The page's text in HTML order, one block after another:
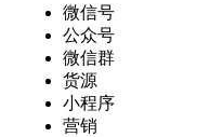
微信号
公众号
微信群
货源
小程序
营销